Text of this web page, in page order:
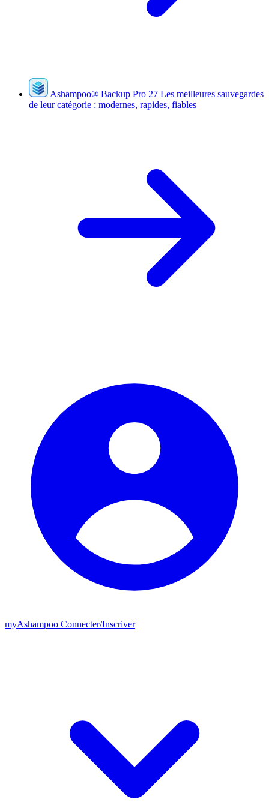
Ashampoo® Backup Pro 27 Les meilleures sauvegardes
de leur catégorie : modernes, rapides, fiables
myAshampoo Connecter/Inscriver